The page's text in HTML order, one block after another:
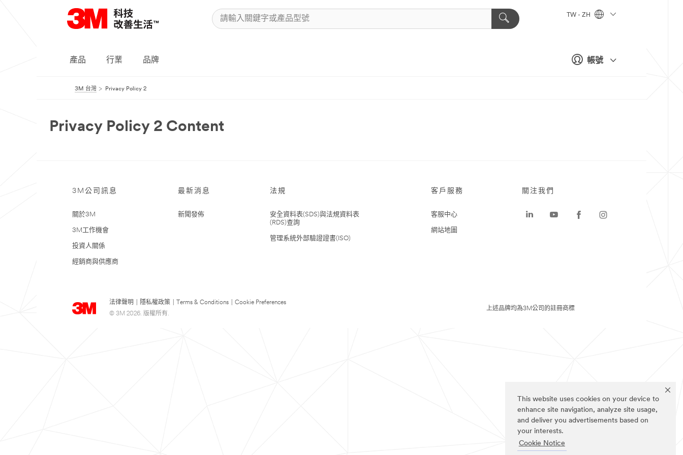
This website uses cookies on your device to
enhance site navigation, analyze site usage,
and deliver you advertisements based on
your interests.
Cookie Notice
帳號
TW - ZH
產品 行業 品牌
3M 台灣 Privacy Policy 2
Privacy Policy 2 Content
3M公司訊息
關於3M
3M工作機會
投資人關係
經銷商與供應商
最新消息
新聞發佈
法規
安全資料表(SDS)與法規資料表
(RDS)查詢
管理系統外部驗證證書(ISO)
客戶服務
客服中心
網站地圖
法律聲明 隱私權政策 Terms & Conditions
Cookie Preferences
© 3M 2026. 版權所有.
關注我們
上述品牌均為3M公司的註冊商標